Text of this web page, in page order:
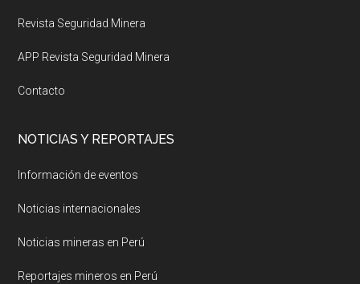
Revista Seguridad Minera
APP Revista Seguridad Minera
Contacto
NOTICIAS Y REPORTAJES
Información de eventos
Noticias internacionales
Noticias mineras en Perú
Reportajes mineros en Perú